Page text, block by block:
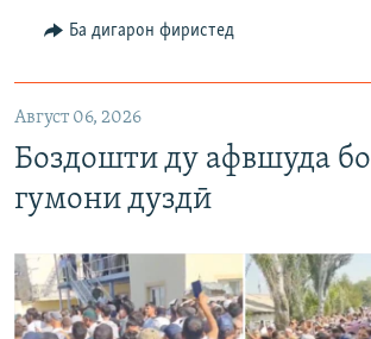
Ба дигарон фиристед
Август 06, 2026
Боздошти ду афвшуда бо
гумони дуздӣ